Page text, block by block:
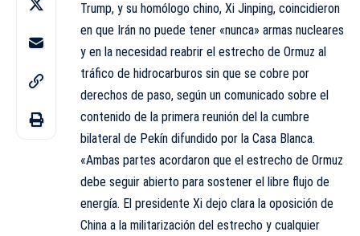
Trump, y su homólogo chino, Xi Jinping, coincidieron
en que Irán no puede tener «nunca» armas nucleares
y en la necesidad reabrir el estrecho de Ormuz al
tráfico de hidrocarburos sin que se cobre por
derechos de paso, según un comunicado sobre el
contenido de la primera reunión del la cumbre
bilateral de Pekín difundido por la Casa Blanca.
«Ambas partes acordaron que el estrecho de Ormuz
debe seguir abierto para sostener el libre flujo de
energía. El presidente Xi dejo clara la oposición de
China a la militarización del estrecho y cualquier